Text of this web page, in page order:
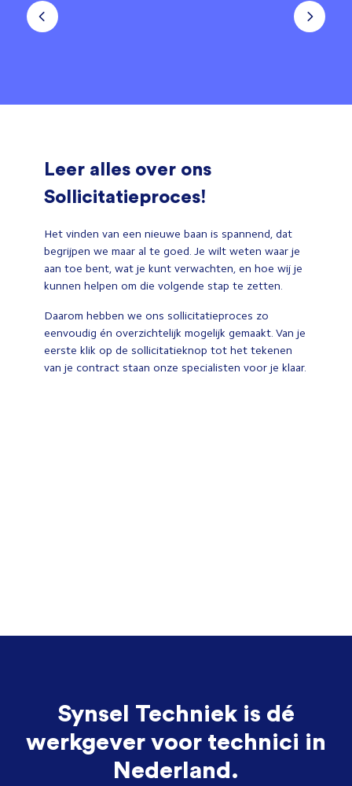
Leer alles over ons
Sollicitatieproces!
Het vinden van een nieuwe baan is spannend, dat
begrijpen we maar al te goed. Je wilt weten waar je
aan toe bent, wat je kunt verwachten, en hoe wij je
kunnen helpen om die volgende stap te zetten.
Daarom hebben we ons sollicitatieproces zo
eenvoudig én overzichtelijk mogelijk gemaakt. Van je
eerste klik op de sollicitatieknop tot het tekenen
van je contract staan onze specialisten voor je klaar.
Synsel Techniek is dé
werkgever voor technici in
Nederland.